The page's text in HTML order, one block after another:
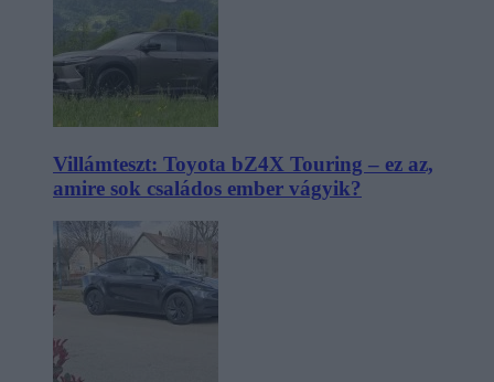
Villámteszt: Toyota bZ4X Touring – ez az,
amire sok családos ember vágyik?